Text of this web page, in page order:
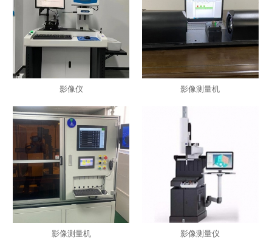
影像仪 影像测量机
影像测量机 影像测量仪